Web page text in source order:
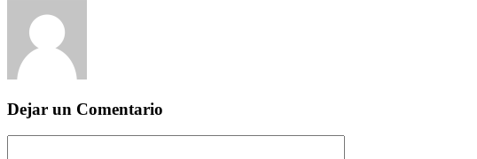
Dejar un Comentario